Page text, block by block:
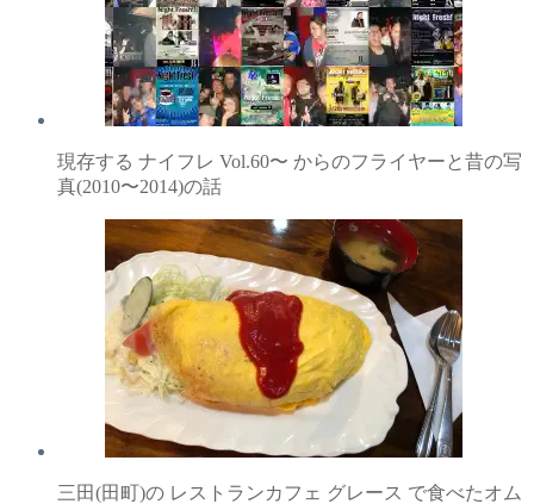
現存する ナイフレ Vol.60〜 からのフライヤーと昔の写
真(2010〜2014)の話
三田(田町)の レストランカフェ グレース で食べたオム